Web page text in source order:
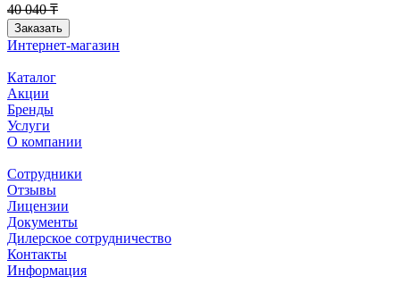
40 040 ₸
Заказать
Интернет-магазин
Каталог
Акции
Бренды
Услуги
О компании
Сотрудники
Отзывы
Лицензии
Документы
Дилерское сотрудничество
Контакты
Информация